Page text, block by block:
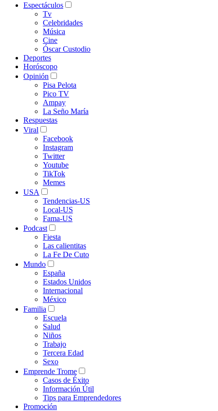
Espectáculos
Tv
Celebridades
Música
Cine
Óscar Custodio
Deportes
Horóscopo
Opinión
Pisa Pelota
Pico TV
Ampay
La Seño María
Respuestas
Viral
Facebook
Instagram
Twitter
Youtube
TikTok
Memes
USA
Tendencias-US
Local-US
Fama-US
Podcast
Fiesta
Las calientitas
La Fe De Cuto
Mundo
España
Estados Unidos
Internacional
México
Familia
Escuela
Salud
Niños
Trabajo
Tercera Edad
Sexo
Emprende Trome
Casos de Éxito
Información Útil
Tips para Emprendedores
Promoción